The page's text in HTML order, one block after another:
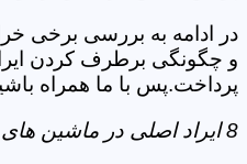
در ادامه به بررسی برخی
و چگونگی برطرف کردن
پرداخت.پس با ما همراه
8 ایراد اصلی در ماشین های لباسشویی